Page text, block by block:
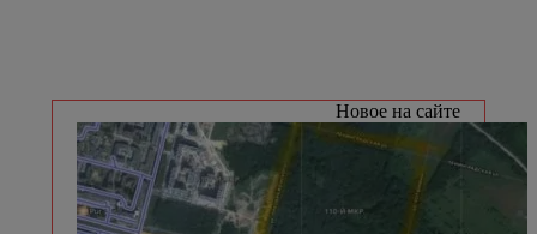
Новое на сайте